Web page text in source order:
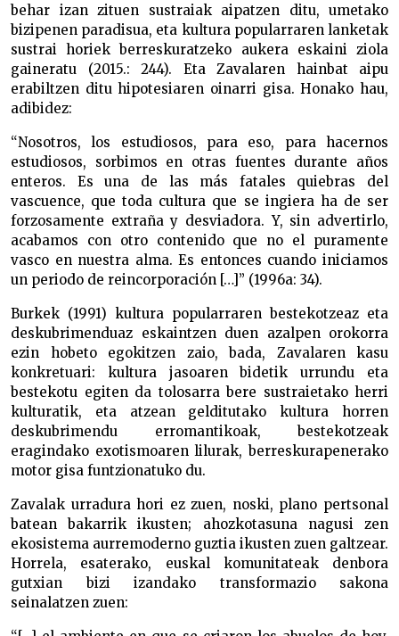
behar izan zituen sustraiak aipatzen ditu, umetako
bizipenen paradisua, eta kultura popularraren lanketak
sustrai horiek berreskuratzeko aukera eskaini ziola
gaineratu (2015.: 244). Eta Zavalaren hainbat aipu
erabiltzen ditu hipotesiaren oinarri gisa. Honako hau,
adibidez:
“Nosotros, los estudiosos, para eso, para hacernos
estudiosos, sorbimos en otras fuentes durante años
enteros. Es una de las más fatales quiebras del
vascuence, que toda cultura que se ingiera ha de ser
forzosamente extraña y desviadora. Y, sin advertirlo,
acabamos con otro contenido que no el puramente
vasco en nuestra alma. Es entonces cuando iniciamos
un periodo de reincorporación […]” (1996a: 34).
Burkek (1991) kultura popularraren bestekotzeaz eta
deskubrimenduaz eskaintzen duen azalpen orokorra
ezin hobeto egokitzen zaio, bada, Zavalaren kasu
konkretuari: kultura jasoaren bidetik urrundu eta
bestekotu egiten da tolosarra bere sustraietako herri
kulturatik, eta atzean gelditutako kultura horren
deskubrimendu erromantikoak, bestekotzeak
eragindako exotismoaren lilurak, berreskurapenerako
motor gisa funtzionatuko du.
Zavalak urradura hori ez zuen, noski, plano pertsonal
batean bakarrik ikusten; ahozkotasuna nagusi zen
ekosistema aurremoderno guztia ikusten zuen galtzear.
Horrela, esaterako, euskal komunitateak denbora
gutxian bizi izandako transformazio sakona
seinalatzen zuen: